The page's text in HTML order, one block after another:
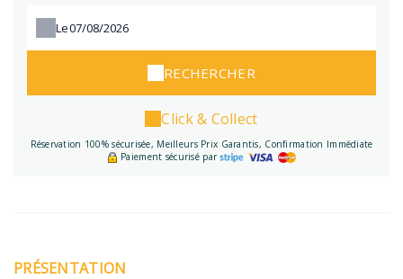
Le
RECHERCHER
Click & Collect
Réservation 100% sécurisée, Meilleurs Prix Garantis, Confirmation Immédiate
Paiement sécurisé par
PRÉSENTATION